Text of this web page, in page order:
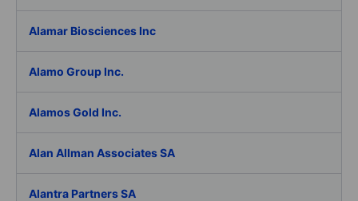
Alamar Biosciences Inc
Alamo Group Inc.
Alamos Gold Inc.
Alan Allman Associates SA
Alantra Partners SA